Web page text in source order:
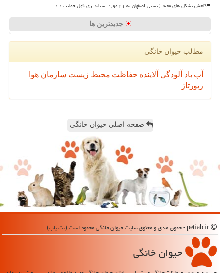
کاهش تشکل های محیط زیستی اصفهان به ۲۱ مورد استانداری قول حمایت داد
جدیدترین ها
مطالب حیوان خانگی
آب باد آلودگی آلاینده حفاظت محیط زیست سازمان هوا
رپورتاژ
صفحه اصلی حیوان خانگی
حیوان خانگی